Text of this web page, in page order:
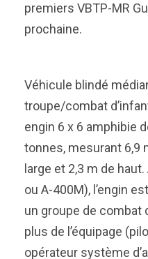
premiers VBTP-MR
prochaine.
Véhicule blindé
troupe/combat
engin 6 x 6 amphibie
tonnes, mesurant 6,9
large et 2,3 m de
ou A-400M), l’engin
un groupe de combat
plus de l’équipage
opérateur système